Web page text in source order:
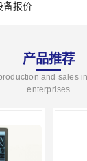
备报价
产品推荐
and sales
enterprises